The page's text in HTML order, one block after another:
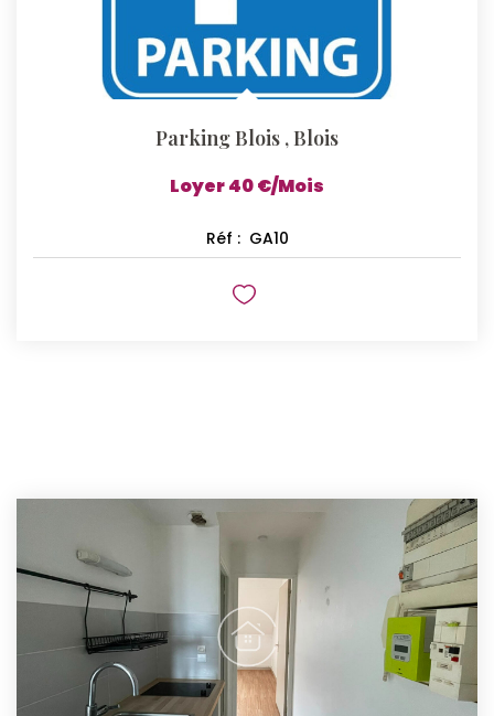
Parking Blois ,Blois
Loyer 40 €/mois
Réf : GA10